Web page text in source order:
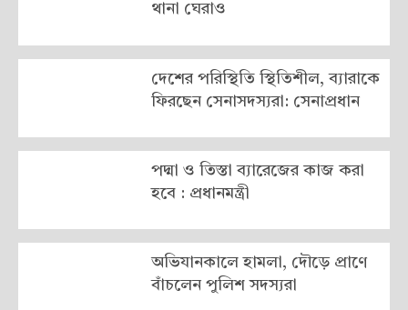
থানা ঘেরাও
দেশের পরিস্থিতি স্থিতিশীল, ব্যারাকে
ফিরছেন সেনাসদস্যরা: সেনাপ্রধান
পদ্মা ও তিস্তা ব্যারেজের কাজ করা
হবে : প্রধানমন্ত্রী
অভিযানকালে হামলা, দৌড়ে প্রাণে
বাঁচলেন পুলিশ সদস্যরা